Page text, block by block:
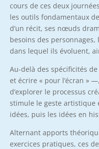
cours de ces deux
les outils fondamentaux
d’un récit, ses nœuds
besoins des
dans lequel ils évoluent,
Au-delà des spécificités
et écrire « pour l’écran »
d’explorer le processus
stimule le geste artistique
idées, puis les idées en
Alternant apports
exercices pratiques, ces